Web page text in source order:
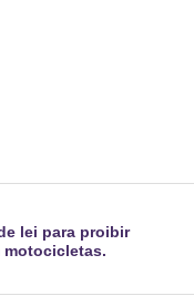
lei para proibir
motocicletas.